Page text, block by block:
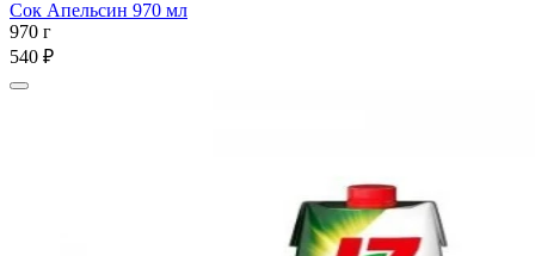
Сок Апельсин 970 мл
970 г
540 ₽